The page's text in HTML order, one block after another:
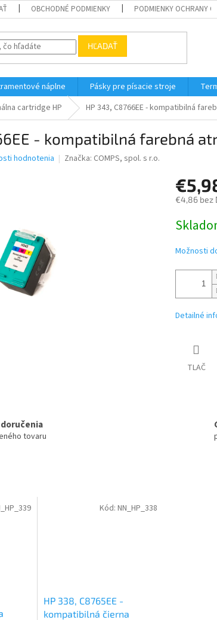
OBCHODNÉ PODMIENKY PODMIENKY OCHRANY
HĽADAŤ
náplne Pásky pre písacie stroje
cartridge HP HP 343, C8766EE - kompatibilná
- kompatibilná farebná
hodnotenia Značka: COMPS, spol. s r.o.
€4,86 bez
cena:
Možnosti
Detailné
TLAČ
tovaru
HP 338, C8765EE -
kompatibilná čierna
Kód: NN_HP_338